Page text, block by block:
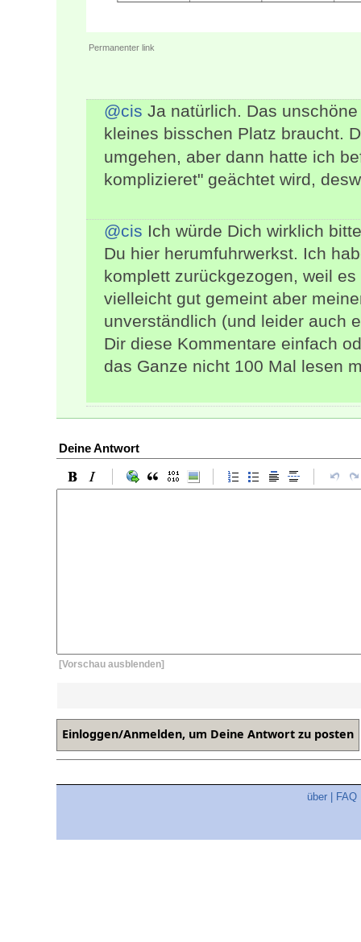
Permanenter link
@cis Ja natürlich. Das
kleines bisschen Platz braucht.
umgehen, aber dann hatte ich
komplizieret" geächtet wird,
@cis Ich würde Dich wirklich
Du hier herumfuhrwerkst. Ich
komplett zurückgezogen, weil
vielleicht gut gemeint aber
unverständlich (und leider auch
Dir diese Kommentare einfach
das Ganze nicht 100 Mal lesen
Deine Antwort
[Vorschau ausblenden]
über FAQ